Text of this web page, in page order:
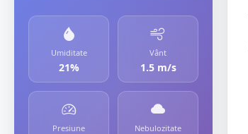
Umiditate
21%
Vânt
1.5 m/s
Presiune Nebulozitate